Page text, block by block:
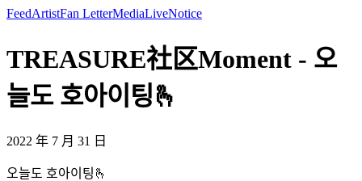
FeedArtistFan LetterMediaLiveNotice
TREASURE社区Moment - 오
늘도 호아이팅🫰
2022 年 7 月 31 日
오늘도 호아이팅🫰